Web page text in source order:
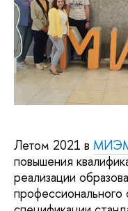
Летом 2021 в
повышения
реализации
профессионального